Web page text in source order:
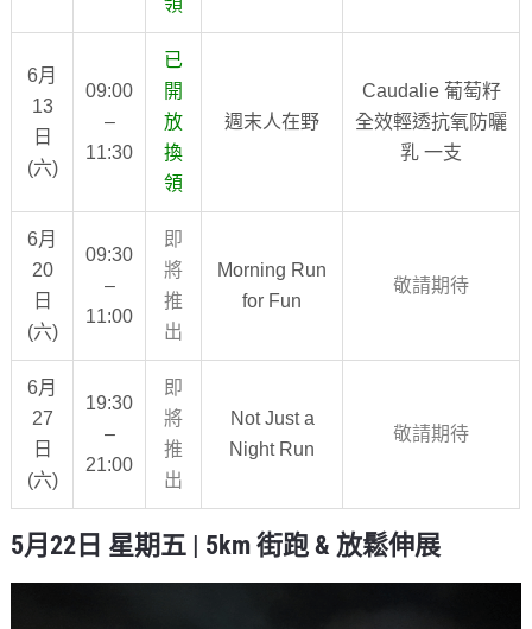
領
6月
13
日
(六)
09:00
–
11:30
已
開
放
換
領
週末人在野
Caudalie 葡萄籽
全效輕透抗氧防曬
乳 一支
6月
20
日
(六)
09:30
–
11:00
即
將
推
出
Morning Run
for Fun
敬請期待
6月
27
日
(六)
19:30
–
21:00
即
將
推
出
Not Just a
Night Run
敬請期待
5月22日 星期五 | 5km 街跑 & 放鬆伸展